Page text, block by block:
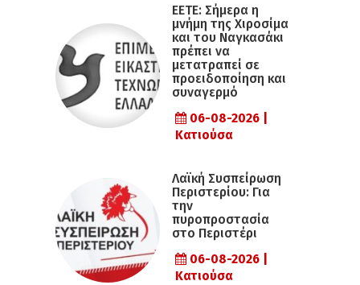
ΕΕΤΕ: Σήμερα η
μνήμη της Χιροσίμα
και του Ναγκασάκι
πρέπει να
μετατραπεί σε
προειδοποίηση και
συναγερμό
06-08-2026 |
Κατιούσα
Λαϊκή Συσπείρωση
Περιστερίου: Για
την
πυροπροστασία
στο Περιστέρι
06-08-2026 |
Κατιούσα